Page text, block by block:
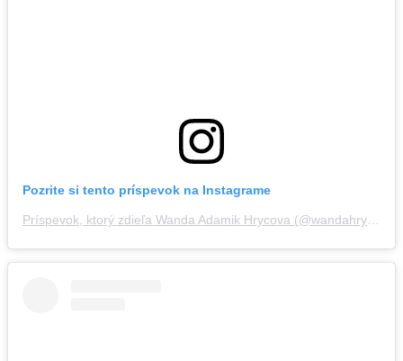
Pozrite si tento príspevok na Instagrame
Príspevok, ktorý zdieľa Wanda Adamik Hrycova (@wandahrycova)